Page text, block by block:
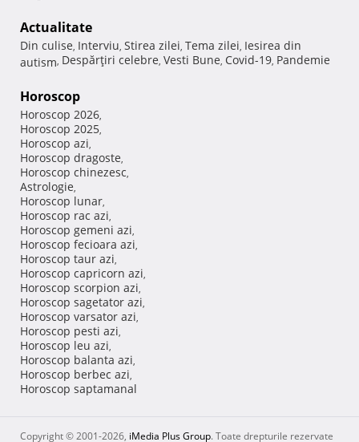
Actualitate
Din culise, Interviu, Stirea zilei, Tema zilei, Iesirea din
autism, Despărţiri celebre, Vesti Bune, Covid-19, Pandemie
Horoscop
Horoscop 2026,
Horoscop 2025,
Horoscop azi,
Horoscop dragoste,
Horoscop chinezesc,
Astrologie,
Horoscop lunar,
Horoscop rac azi,
Horoscop gemeni azi,
Horoscop fecioara azi,
Horoscop taur azi,
Horoscop capricorn azi,
Horoscop scorpion azi,
Horoscop sagetator azi,
Horoscop varsator azi,
Horoscop pesti azi,
Horoscop leu azi,
Horoscop balanta azi,
Horoscop berbec azi,
Horoscop saptamanal
Copyright © 2001-2026, iMedia Plus Group. Toate drepturile rezervate